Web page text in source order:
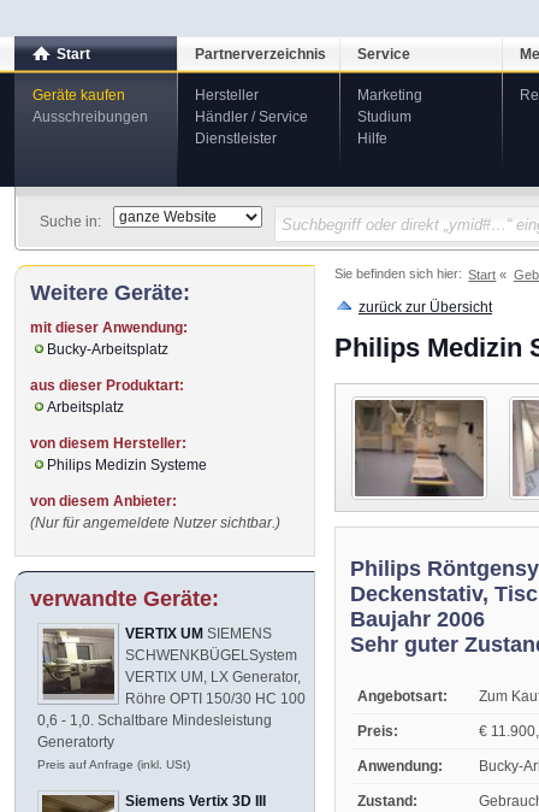
Start
Geräte kaufen
Ausschreibungen
Partnerverzeichnis
Hersteller
Händler / Service
Dienstleister
Service
Marketing
Studium
Hilfe
Suche in:
Sie befinden sich hier: Start
zurück zur Übersicht
Philips Medizin
Philips
Deckenstativ,
Baujahr 2006
Sehr guter
Angebotsart: Zum
Preis: €
Anwendung: Bucky-
Zustand:
Weitere Geräte:
mit dieser Anwendung:
Bucky-Arbeitsplatz
aus dieser Produktart:
Arbeitsplatz
von diesem Hersteller:
Philips Medizin Systeme
von diesem Anbieter:
(Nur für angemeldete Nutzer sichtbar.)
verwandte Geräte:
VERTIX UM SIEMENS
SCHWENKBÜGELSystem
VERTIX UM, LX Generator,
Röhre OPTI 150/30 HC 100
0,6 - 1,0. Schaltbare Mindesleistung
Generatorty
Preis auf Anfrage (inkl. USt)
Siemens Vertix 3D III